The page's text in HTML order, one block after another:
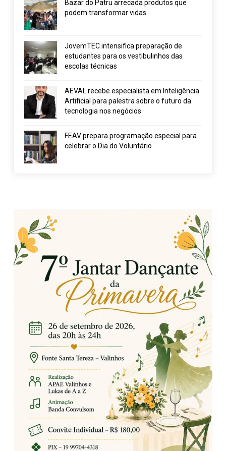
Bazar do Patru arrecada produtos que
podem transformar vidas
JovemTEC intensifica preparação de
estudantes para os vestibulinhos das
escolas técnicas
AEVAL recebe especialista em Inteligência
Artificial para palestra sobre o futuro da
tecnologia nos negócios
FEAV prepara programação especial para
celebrar o Dia do Voluntário